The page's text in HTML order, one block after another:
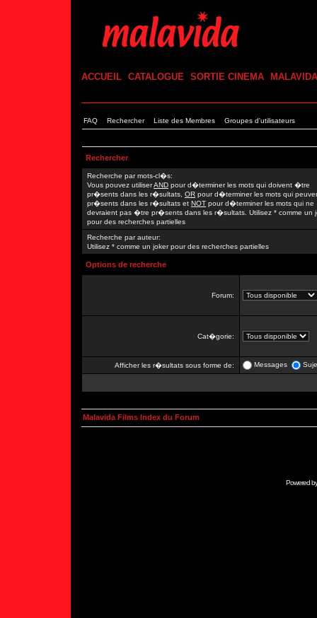
ACCUEIL CATALOGUE SORTIE CINEMA MALAVIDA
FAQ Rechercher Liste des Membres Groupes d'utilisateurs
Rechercher
Recherche par mots-cl�s:
Vous pouvez utiliserAND pour d�terminer les mots qui doivent �tre
pr�sents dans les r�sultats, OR pour d�terminer les mots qui
pr�sents dans les r�sultats et NOT pour d�terminer les mots qui ne
devraient pas �tre pr�sents dans les r�sultats. Utilisez * comme un
pour des recherches partielles
Recherche par auteur:
Utilisez * comme un joker pour des recherches partielles
Options de recherche
Forum:
Cat�gorie:
Afficher les r�sultats sous forme de: Messages
Malavida Films Index du Forum
Powered